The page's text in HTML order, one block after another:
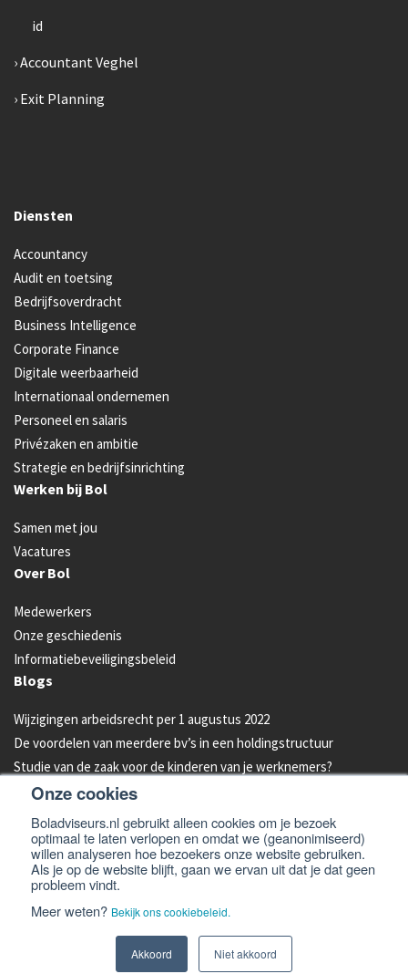
Onze cookies
Boladviseurs.nl gebruikt alleen cookies om je bezoek
optimaal te laten verlopen en omdat we (geanonimiseerd)
willen analyseren hoe bezoekers onze website gebruiken.
Als je op de website blijft, gaan we ervan uit dat je dat geen
probleem vindt.
Meer weten? Bekijk ons cookiebeleid.
Akkoord Niet akkoord
id
Accountant Veghel
Exit Planning
Diensten
Accountancy
Audit en toetsing
Bedrijfsoverdracht
Business Intelligence
Corporate Finance
Digitale weerbaarheid
Internationaal ondernemen
Personeel en salaris
Privézaken en ambitie
Strategie en bedrijfsinrichting
Werken bij Bol
Samen met jou
Vacatures
Over Bol
Medewerkers
Onze geschiedenis
Informatiebeveiligingsbeleid
Blogs
Wijzigingen arbeidsrecht per 1 augustus 2022
De voordelen van meerdere bv’s in een holdingstructuur
Studie van de zaak voor de kinderen van je werknemers?
Energielabel C vanaf 2023 verplicht voor kantoren
Aandelen van je bedrijf overdragen aan je kind: hoe werkt dat?
Bleeders omzetten in feeders: zo doe je dat!
© 2026 - Bol Adviseurs Algemene voorwaarden
Website